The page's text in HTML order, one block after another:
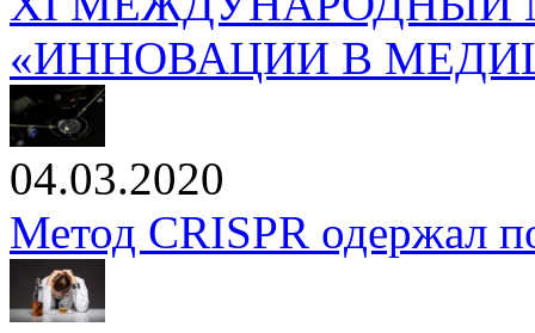
«ИННОВАЦИИ В
04.03.2020
Метод CRISPR одержал